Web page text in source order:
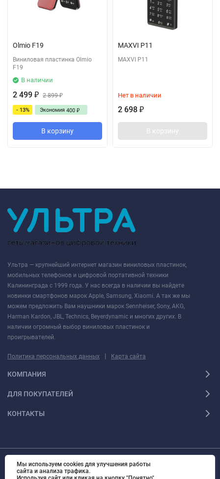
Olmio F19
Виниловая пластинка Olmio
F19
В наличии
2 499 ₽ 2 899₽
- 13% Экономия 400 ₽
В корзину
MAXVI P11
MAXVI P11
Нет в наличии
2 698 ₽
В корзину
Ультра — крупнейший интернет магазин виниловых пластинок,
мобильных телефонов и цифровой портативной техники
Калининграда с 1999 года. У нас всегда в наличии вы найдете
новинки смартфонов марок Apple, Samsung, Xiaomi. А так же мы
можем предложить Вам наушники марок Sennheiser, Sony, AKG,
Harman Kardon, JBL, Technics, Beyerdynamic и многих других. В
наличии огромный выбор виниловых пластинок и
проигрывателей.
Политика персональных данных | Карта сайта
КОМПАНИЯ
ДЛЯ ПОКУПАТЕЛЕЙ
КОНТАКТЫ
© 2010 - 2026 Ультра Все права защищены Ультра - Калининградский
интернет-магазин. Все права защищены.
Мы используем cookies для улучшения работы
сайта и анализа трафика.